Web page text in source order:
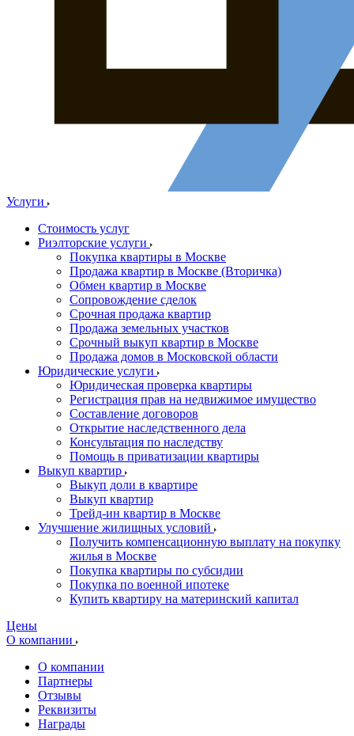
Услуги
Стоимость услуг
Риэлторские услуги
Покупка квартиры в Москве
Продажа квартир в Москве (Вторичка)
Обмен квартир в Москве
Сопровождение сделок
Срочная продажа квартир
Продажа земельных участков
Срочный выкуп квартир в Москве
Продажа домов в Московской области
Юридические услуги
Юридическая проверка квартиры
Регистрация прав на недвижимое имущество
Составление договоров
Открытие наследственного дела
Консультация по наследству
Помощь в приватизации квартиры
Выкуп квартир
Выкуп доли в квартире
Выкуп квартир
Трейд-ин квартир в Москве
Улучшение жилищных условий
Получить компенсационную выплату на покупку
жилья в Москве
Покупка квартиры по субсидии
Покупка по военной ипотеке
Купить квартиру на материнский капитал
Цены
О компании
О компании
Партнеры
Отзывы
Реквизиты
Награды